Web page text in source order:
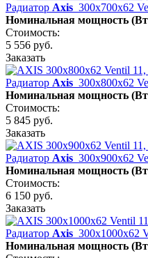
Радиатор Axis 300х700х62
Номинальная мощность
Стоимость:
5 556 руб.
Заказать
Радиатор Axis 300х800х62
Номинальная мощность
Стоимость:
5 845 руб.
Заказать
Радиатор Axis 300х900х62
Номинальная мощность
Стоимость:
6 150 руб.
Заказать
Радиатор Axis 300х1000х62
Номинальная мощность